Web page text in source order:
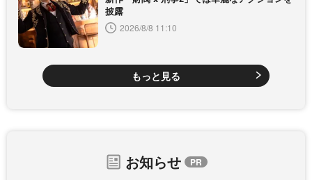
披露
2026/8/8 11:10
もっと見る
お知らせ